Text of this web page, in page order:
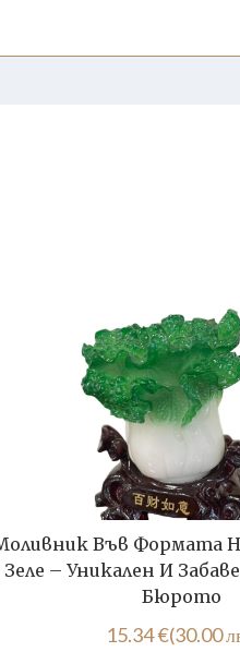
Във Формата
Зеле – Уникален И
Бюрото
15.34€(30.00